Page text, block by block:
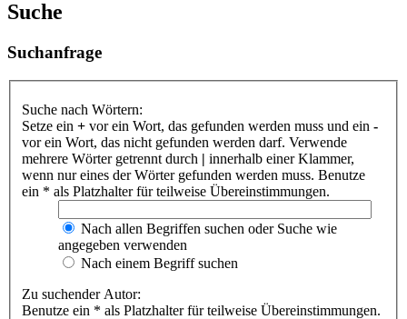
Suche
Suchanfrage
Suche nach Wörtern:
Setze ein + vor ein Wort, das gefunden werden muss und ein -
vor ein Wort, das nicht gefunden werden darf. Verwende
mehrere Wörter getrennt durch | innerhalb einer Klammer,
wenn nur eines der Wörter gefunden werden muss. Benutze
ein * als Platzhalter für teilweise Übereinstimmungen.
Nach allen Begriffen suchen oder Suche wie
angegeben verwenden
Nach einem Begriff suchen
Zu suchender Autor:
Benutze ein * als Platzhalter für teilweise Übereinstimmungen.